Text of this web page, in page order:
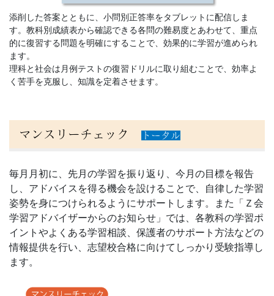
添削した答案とともに、小問別正答率をタブレットに配信しま
す。教科別成績表から確認できる各問の難易度とあわせて、重点
的に復習する問題を明確にすることで、効果的に学習が進められ
ます。
理科と社会は月例テストの復習ドリルに取り組むことで、効率よ
く苦手を克服し、知識を定着させます。
マンスリーチェック トータル
毎月月初に、先月の学習を振り返り、今月の目標を報告
し、アドバイスを得る機会を設けることで、自律した学習
姿勢を身につけられるようにサポートします。また「Ｚ会
学習アドバイザーからのお知らせ」では、各教科の学習ポ
イントやよくある学習相談、保護者のサポート方法などの
情報提供を行い、志望校合格に向けてしっかり受験指導し
ます。